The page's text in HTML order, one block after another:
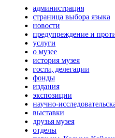
администрация
страница выбора языка
новости
предупреждение и
услуги
о музее
история музея
гости, делегации
фонды
издания
экспозиции
научно-
выставки
друзья музея
отделы